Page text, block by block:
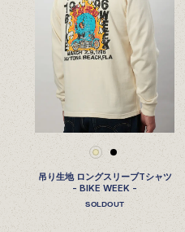
吊り生地 ロングスリーブTシャツ
- BIKE WEEK -
SOLDOUT